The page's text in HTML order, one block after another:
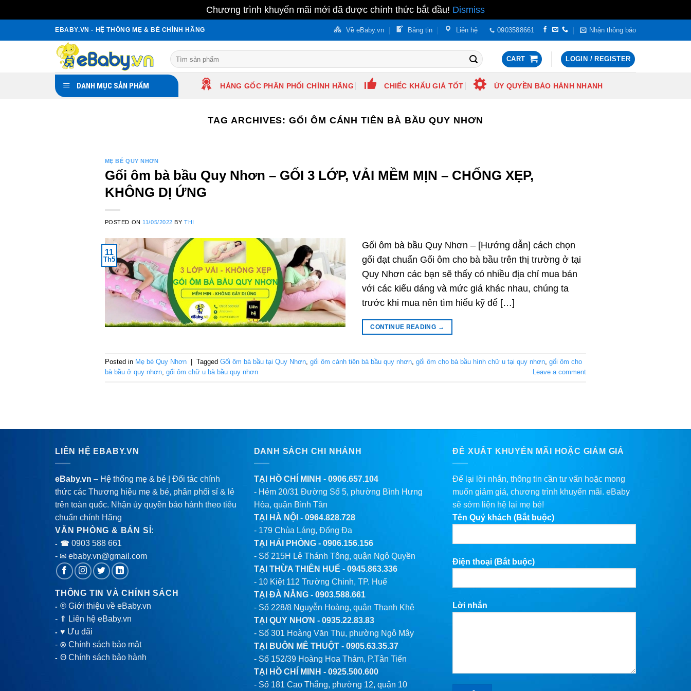
Chương trình khuyến mãi mới đã được chính thức bắt đầu! Dismiss
EBABY.VN - HỆ THỐNG MẸ & BÉ CHÍNH HÃNG Về eBaby.vn Bảng tin Liên hệ 0903588661 Nhận thông báo
Search
for:
CART LOGIN / REGISTER
DANH MỤC SẢN PHẨM HÀNG GỐC PHÂN PHỐI CHÍNH HÃNG CHIẾC KHẤU GIÁ TỐT ỦY QUYỀN BẢO HÀNH NHANH
TAG ARCHIVES:GỐI ÔM CÁNH TIÊN BÀ BẦU QUY NHƠN
MẸ BÉ QUY NHƠN
Gối ôm bà bầu Quy Nhơn – GỐI 3 LỚP, VẢI MỀM MỊN – CHỐNG XẸP,
KHÔNG DỊ ỨNG
POSTED ON 11/05/2022 BYTHI
11
Th5
Gối ôm bà bầu Quy Nhơn – [Hướng dẫn] cách chọn
gối đạt chuẩn Gối ôm cho bà bầu trên thị trường ở tại
Quy Nhơn các bạn sẽ thấy có nhiều địa chỉ mua bán
với các kiểu dáng và mức giá khác nhau, chúng ta
trước khi mua nên tìm hiểu kỹ để […]
CONTINUE READING →
Posted in Mẹ bé Quy Nhơn Tagged Gối ôm bà bầu tại Quy Nhơn, gối ôm cánh tiên bà bầu quy nhơn, gối ôm cho bà bầu hình chữ u tại quy nhơn, gối ôm cho
bà bầu ở quy nhơn, gối ôm chữ u bà bầu quy nhơn Leave a comment
LIÊN HỆ EBABY.VN
eBaby.vn – Hệ thống mẹ & bé | Đối tác chính
thức các Thương hiệu mẹ & bé, phân phối sỉ & lẻ
trên toàn quốc. Nhận ủy quyền bảo hành theo tiêu
chuẩn chính Hãng
VĂN PHÒNG & BÁN SỈ:
- ☎ 0903 588 661
- ✉ ebaby.vn@gmail.com
THÔNG TIN VÀ CHÍNH SÁCH
-® Giới thiệu về eBaby.vn
- ⇑ Liên hệ eBaby.vn
-♥ Ưu đãi
- ⊗ Chính sách bảo mật
-Θ Chính sách bảo hành
DANH SÁCH CHI NHÁNH
TẠI HỒ CHÍ MINH - 0906.657.104
- Hẻm 20/31 Đường Số 5, phường Bình Hưng
Hòa, quận Bình Tân
TẠI HÀ NỘI - 0964.828.728
- 179 Chùa Láng, Đống Đa
TẠI HẢI PHÒNG - 0906.156.156
- Số 215H Lê Thánh Tông, quận Ngô Quyền
TẠI THỪA THIÊN HUẾ - 0945.863.336
- 10 Kiệt 112 Trường Chinh, TP. Huế
TẠI ĐÀ NẴNG - 0903.588.661
- Số 228/8 Nguyễn Hoàng, quận Thanh Khê
TẠI QUY NHƠN - 0935.22.83.83
- Số 301 Hoàng Văn Thụ, phường Ngô Mây
TẠI BUÔN MÊ THUỘT - 0905.63.35.37
- Số 152/39 Hoàng Hoa Thám, P.Tân Tiến
TẠI HỒ CHÍ MINH - 0925.500.600
- Số 181 Cao Thắng, phường 12, quận 10
ĐỀ XUẤT KHUYẾN MÃI HOẶC GIẢM GIÁ
Để lại lời nhắn, thông tin cần tư vấn hoặc mong
muốn giảm giá, chương trình khuyến mãi. eBaby
sẽ sớm liện hệ lại mẹ bé!
Tên Quý khách (Bắt buộc)
Điện thoại (Bắt buộc)
Lời nhắn